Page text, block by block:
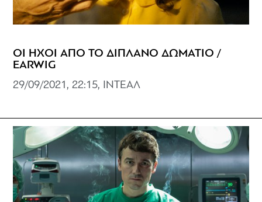
ΟΙ ΗΧΟΙ ΑΠΟ ΤΟ ΔΙΠΛΑΝΟ ΔΩΜΑΤΙΟ /
EARWIG
29/09/2021, 22:15, ΙΝΤΕΑΛ